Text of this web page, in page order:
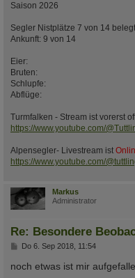
Saison 2026
Segler Nistplätze 7 von 14
Ankunft: 9 von 14
Eier:
Bruten:
Schlupfe:
Abflüge:
Turmfalken - Stream ist vorerst
https://www.youtube.com/
Alpensegler- Livestream ist
https://www.youtube.com/
Markus
Administrator
Re: Besondere
B
i
t
Do 6. Sep 2018, 11:54
noch etwas ist mir